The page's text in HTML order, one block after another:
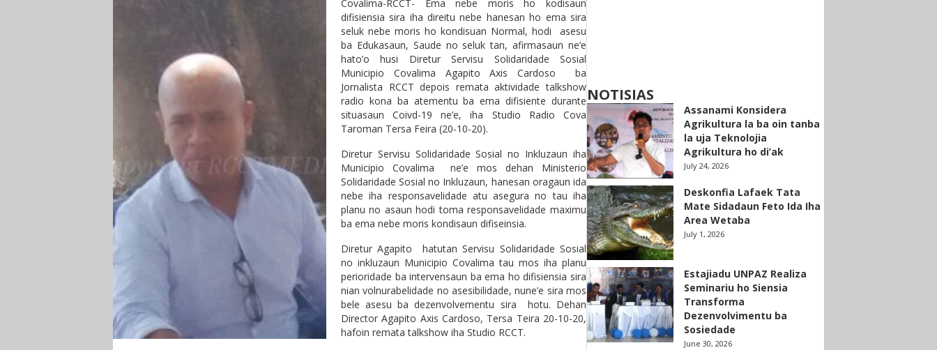
Covalima-RCCT- Ema nebe moris ho kodisaun
difisiensia sira iha direitu nebe hanesan ho ema sira
seluk nebe moris ho kondisuan Normal, hodi asesu
ba Edukasaun, Saude no seluk tan, afirmasaun ne’e
hato’o husi Diretur Servisu Solidaridade Sosial
Municipio Covalima Agapito Axis Cardoso ba
Jornalista RCCT depois remata aktividade talkshow
radio kona ba atementu ba ema difisiente durante
situasaun Coivd-19 ne’e, iha Studio Radio Cova
Taroman Tersa Feira (20-10-20).
Diretur Servisu Solidaridade Sosial no Inkluzaun iha
Municipio Covalima ne’e mos dehan Ministerio
Solidaridade Sosial no Inkluzaun, hanesan oragaun ida
nebe iha responsavelidade atu asegura no tau iha
planu no asaun hodi toma responsavelidade maximu
ba ema nebe moris kondisaun difiseinsia.
Diretur Agapito hatutan Servisu Solidaridade Sosial
no inkluzaun Municipio Covalima tau mos iha planu
perioridade ba intervensaun ba ema ho difisiensia sira
nian volnurabelidade no asesibilidade, nune’e sira mos
bele asesu ba dezenvolvementu sira hotu. Dehan
Director Agapito Axis Cardoso, Tersa Teira 20-10-20,
hafoin remata talkshow iha Studio RCCT.
NOTISIAS
Assanami Konsidera
Agrikultura la ba oin tanba
la uja Teknolojia
Agrikultura ho di’ak
July 24, 2026
Deskonfia Lafaek Tata
Mate Sidadaun Feto Ida Iha
Area Wetaba
July 1, 2026
Estajiadu UNPAZ Realiza
Seminariu ho Siensia
Transforma
Dezenvolvimentu ba
Sosiedade
June 30, 2026